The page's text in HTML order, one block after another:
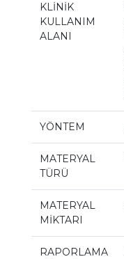
KLİNİK
KULLANIM
ALANI
YÖNTEM
MATERYAL
TÜRÜ
MATERYAL
MİKTARI
RAPORLAMA